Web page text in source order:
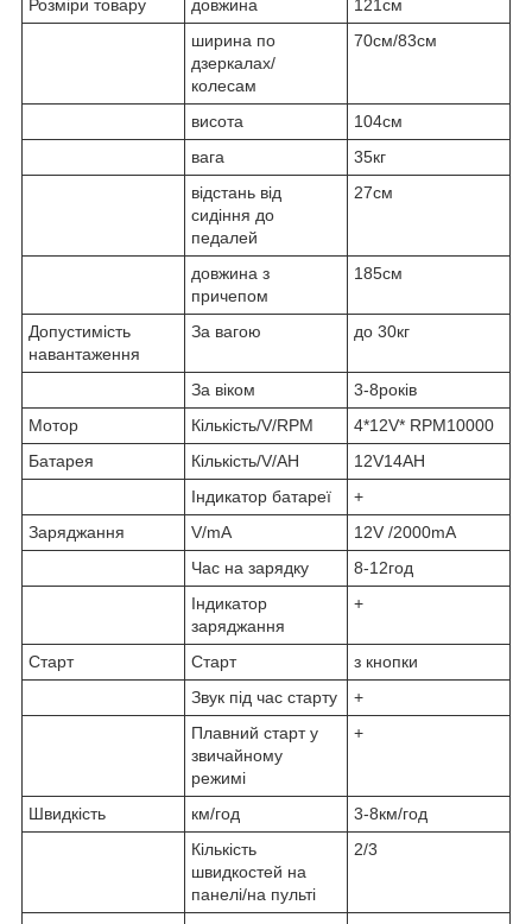
Розміри товару
довжина
121см
ширина по
дзеркалах/
колесам
70см/83см
висота
104см
вага
35кг
відстань від
сидіння до
педалей
27см
довжина з
причепом
185см
Допустимість
навантаження
За вагою до 30кг
За віком
3-8років
Мотор
Кількість/V/RPM
4*12V* RPM10000
Батарея
Кількість/V/AH
12V14AH
Індикатор батареї
+
Заряджання
V/mA
12V /2000mA
Час на зарядку
8-12год
Індикатор
заряджання
+
Старт Старт
з кнопки
Звук під час старту
+
Плавний старт у
звичайному
режимі
+
Швидкість км/год
3-8км/год
Кількість
швидкостей на
панелі/на пульті
2/3